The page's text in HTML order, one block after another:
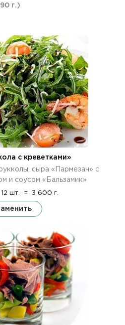
г.)
с креветками»
сыра «Пармезан» с
и соусом «Бальзамик»
12 шт. = 3 600 г.